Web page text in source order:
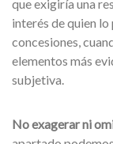
que exigiría una
interés de quien
concesiones,
elementos más
subjetiva.
No exagerar ni